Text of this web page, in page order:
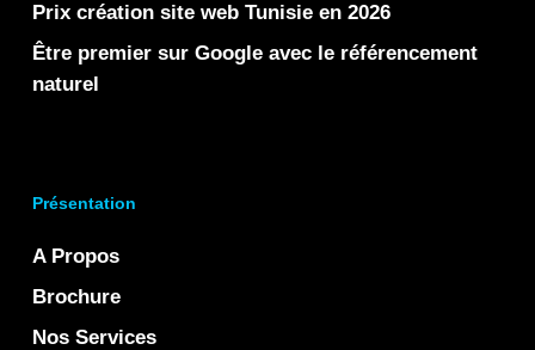
Prix création site web Tunisie en 2026
Être premier sur Google avec le référencement
naturel
Présentation
A Propos
Brochure
Nos Services